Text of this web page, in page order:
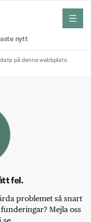
nytt
meny
på denna webbplats.
fel.
problemet så snart
Mejla oss